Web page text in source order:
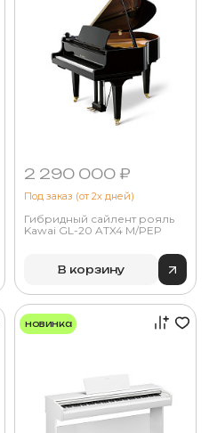
2 290 000 ₽
Под заказ (от 2х дней)
Гибридный сайлент рояль
Kawai GL-20 ATX4 M/PEP
В корзину
новинка